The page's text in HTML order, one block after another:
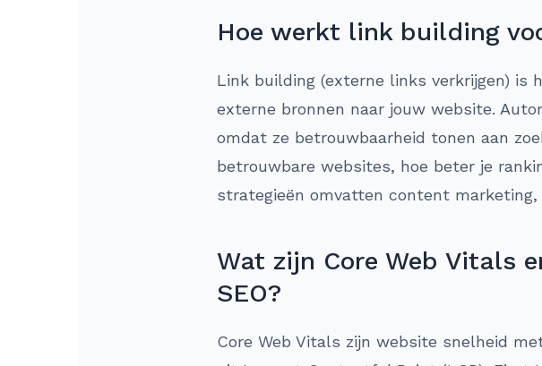
Hoe werkt link building
Link building (externe links verkrijgen) is
externe bronnen naar jouw website.
omdat ze betrouwbaarheid tonen aan
betrouwbare websites, hoe beter je
strategieën omvatten content
Wat zijn Core Web Vitals
SEO?
Core Web Vitals zijn website snelheid